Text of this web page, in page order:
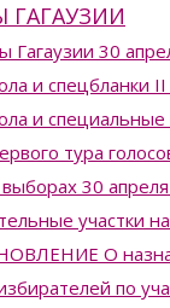
ГАГАУЗИИ
Гагаузии 30
и спецбланки II
и
тура
30
участки
О
по